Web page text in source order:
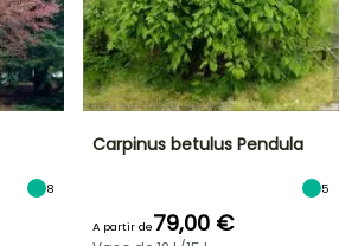
8
Carpinus betulus Pendula
5
A partir de79,00 €